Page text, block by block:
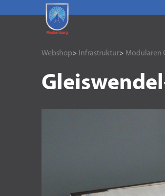
Webshop> Infrastruktur> Modularen